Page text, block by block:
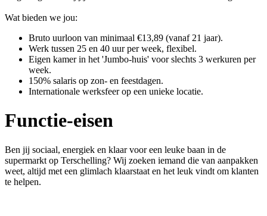
Wat bieden we jou:
Bruto uurloon van minimaal €13,89 (vanaf 21 jaar).
Werk tussen 25 en 40 uur per week, flexibel.
Eigen kamer in het 'Jumbo-huis' voor slechts 3 werkuren per
week.
150% salaris op zon- en feestdagen.
Internationale werksfeer op een unieke locatie.
Functie-eisen
Ben jij sociaal, energiek en klaar voor een leuke baan in de
supermarkt op Terschelling? Wij zoeken iemand die van aanpakken
weet, altijd met een glimlach klaarstaat en het leuk vindt om klanten
te helpen.